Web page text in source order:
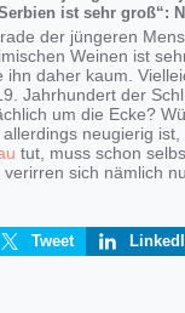
ist sehr groß“:
der jüngeren
Weinen ist
ihn daher kaum.
Jahrhundert der
um die Ecke?
neugierig ist,
tut, muss schon
sich nämlich
Tweet